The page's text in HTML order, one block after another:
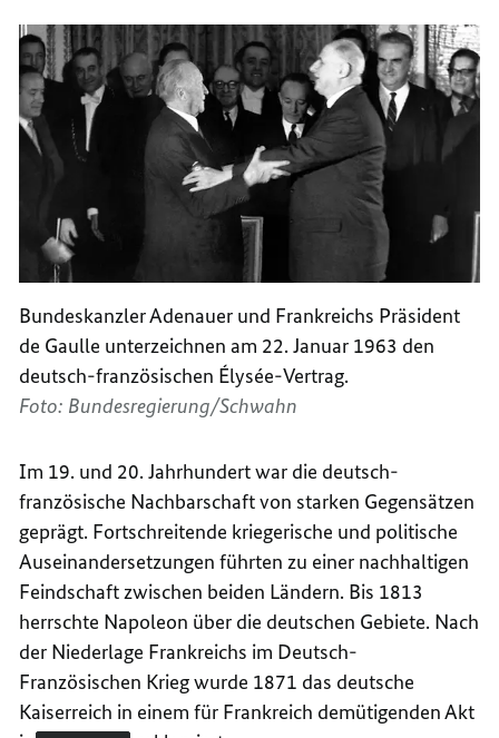
Bundeskanzler Adenauer und Frankreichs Präsident
de Gaulle unterzeichnen am 22. Januar 1963 den
deutsch-französischen Élysée-Vertrag.
Foto: Bundesregierung/Schwahn
Im 19. und 20. Jahrhundert war die deutsch-
französische Nachbarschaft von starken Gegensätzen
geprägt. Fortschreitende kriegerische und politische
Auseinandersetzungen führten zu einer nachhaltigen
Feindschaft zwischen beiden Ländern. Bis 1813
herrschte Napoleon über die deutschen Gebiete. Nach
der Niederlage Frankreichs im Deutsch-
Französischen Krieg wurde 1871 das deutsche
Kaiserreich in einem für Frankreich demütigenden Akt